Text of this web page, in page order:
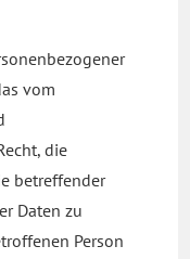
vom
die
betreffender
Daten zu
Person